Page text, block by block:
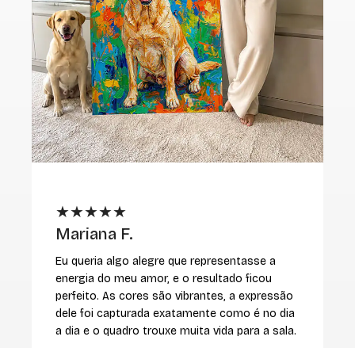
★★★★★
Mariana F.
Eu queria algo alegre que representasse a
energia do meu amor, e o resultado ficou
perfeito. As cores são vibrantes, a expressão
dele foi capturada exatamente como é no dia
a dia e o quadro trouxe muita vida para a sala.